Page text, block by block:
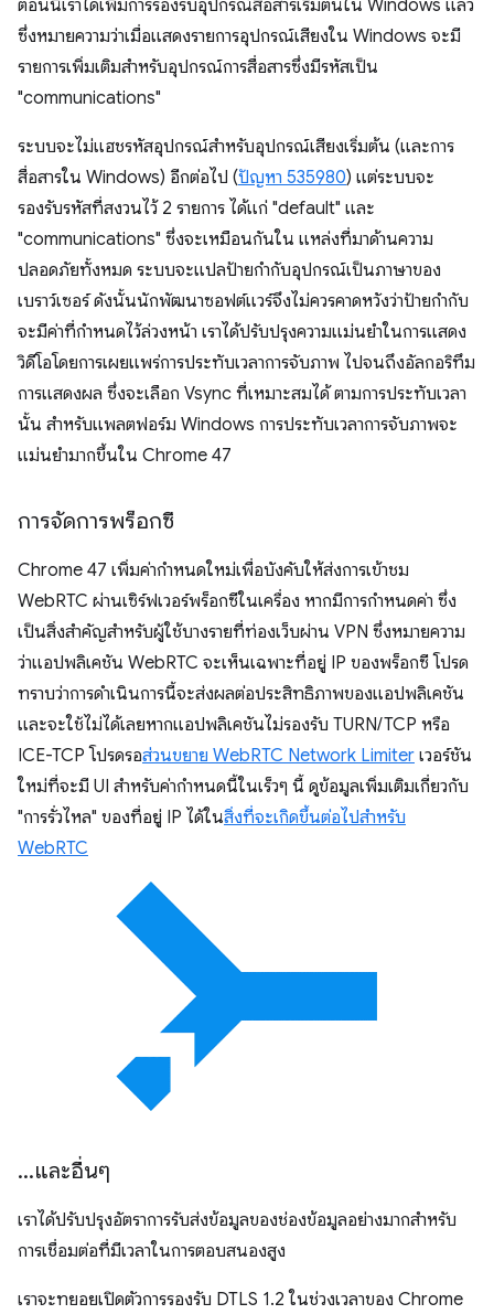
ตอนนี้เราได้เพิ่มการรองรับอุปกรณ์สื่อสารเริ่มต้นใน Windows แล้ว
ซึ่งหมายความว่าเมื่อแสดงรายการอุปกรณ์เสียงใน Windows จะมี
รายการเพิ่มเติมสำหรับอุปกรณ์การสื่อสารซึ่งมีรหัสเป็น
"communications"
ระบบจะไม่แฮชรหัสอุปกรณ์สำหรับอุปกรณ์เสียงเริ่มต้น (และการ
สื่อสารใน Windows) อีกต่อไป (ปัญหา 535980) แต่ระบบจะ
รองรับรหัสที่สงวนไว้ 2 รายการ ได้แก่ "default" และ
"communications" ซึ่งจะเหมือนกันใน แหล่งที่มาด้านความ
ปลอดภัยทั้งหมด ระบบจะแปลป้ายกำกับอุปกรณ์เป็นภาษาของ
เบราว์เซอร์ ดังนั้นนักพัฒนาซอฟต์แวร์จึงไม่ควรคาดหวังว่าป้ายกำกับ
จะมีค่าที่กำหนดไว้ล่วงหน้า เราได้ปรับปรุงความแม่นยำในการแสดง
วิดีโอโดยการเผยแพร่การประทับเวลาการจับภาพ ไปจนถึงอัลกอริทึม
การแสดงผล ซึ่งจะเลือก Vsync ที่เหมาะสมได้ ตามการประทับเวลา
นั้น สำหรับแพลตฟอร์ม Windows การประทับเวลาการจับภาพจะ
แม่นยำมากขึ้นใน Chrome 47
การจัดการพร็อกซี
Chrome 47 เพิ่มค่ากำหนดใหม่เพื่อบังคับให้ส่งการเข้าชม
WebRTC ผ่านเซิร์ฟเวอร์พร็อกซีในเครื่อง หากมีการกำหนดค่า ซึ่ง
เป็นสิ่งสำคัญสำหรับผู้ใช้บางรายที่ท่องเว็บผ่าน VPN ซึ่งหมายความ
ว่าแอปพลิเคชัน WebRTC จะเห็นเฉพาะที่อยู่ IP ของพร็อกซี โปรด
ทราบว่าการดำเนินการนี้จะส่งผลต่อประสิทธิภาพของแอปพลิเคชัน
และจะใช้ไม่ได้เลยหากแอปพลิเคชันไม่รองรับ TURN/TCP หรือ
ICE-TCP โปรดรอส่วนขยาย WebRTC Network Limiter เวอร์ชัน
ใหม่ที่จะมี UI สำหรับค่ากำหนดนี้ในเร็วๆ นี้ ดูข้อมูลเพิ่มเติมเกี่ยวกับ
"การรั่วไหล" ของที่อยู่ IP ได้ในสิ่งที่จะเกิดขึ้นต่อไปสำหรับ
WebRTC
...และอื่นๆ
เราได้ปรับปรุงอัตราการรับส่งข้อมูลของช่องข้อมูลอย่างมากสำหรับ
การเชื่อมต่อที่มีเวลาในการตอบสนองสูง
เราจะทยอยเปิดตัวการรองรับ DTLS 1.2 ในช่วงเวลาของ Chrome